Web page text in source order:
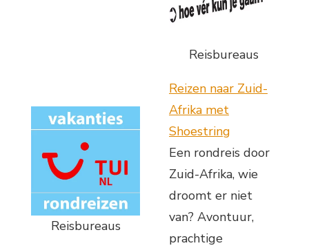
Reisbureaus
Reisbureaus
Reizen naar Zuid-
Afrika met
Shoestring
Een rondreis door
Zuid-Afrika, wie
droomt er niet
van? Avontuur,
prachtige